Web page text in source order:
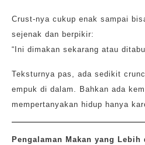
Crust-nya cukup enak sampai
sejenak dan berpikir:
“Ini dimakan sekarang atau
Teksturnya pas, ada sedikit
empuk di dalam. Bahkan ada
mempertanyakan hidup hanya
Pengalaman Makan yang Lebih